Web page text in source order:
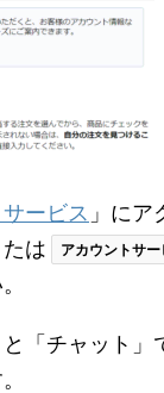
ービス 」にア
たは アカウントサ
「チャット」